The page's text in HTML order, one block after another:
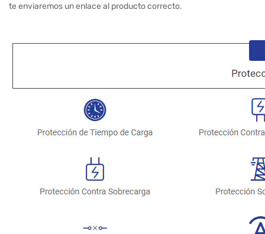
te enviaremos un enlace al producto correcto.